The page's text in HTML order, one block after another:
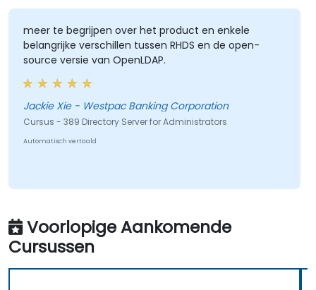
meer te begrijpen over het product en enkele
belangrijke verschillen tussen RHDS en de open-
source versie van OpenLDAP.
Jackie Xie - Westpac Banking Corporation
Cursus - 389 Directory Server for Administrators
Automatisch vertaald
Voorlopige Aankomende
Cursussen